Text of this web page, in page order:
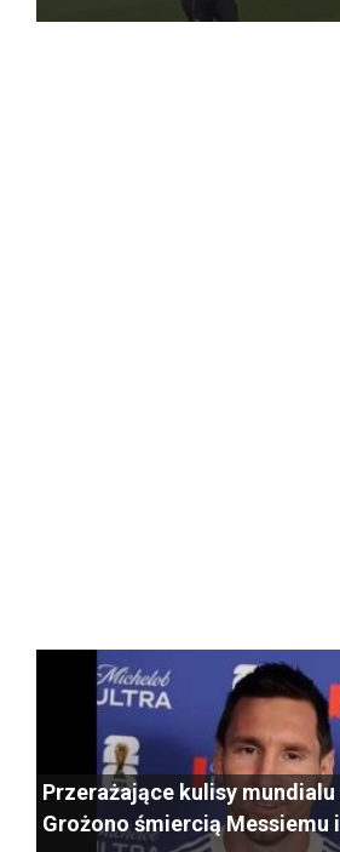
Przerażające kulisy mundialu
Grożono śmiercią Messiemu